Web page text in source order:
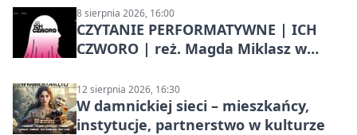
8 sierpnia 2026, 16:00
CZYTANIE PERFORMATYWNE | ICH
CZWORO | reż. Magda Miklasz w
12 sierpnia 2026, 16:30
W damnickiej sieci – mieszkańcy,
instytucje, partnerstwo w kulturze